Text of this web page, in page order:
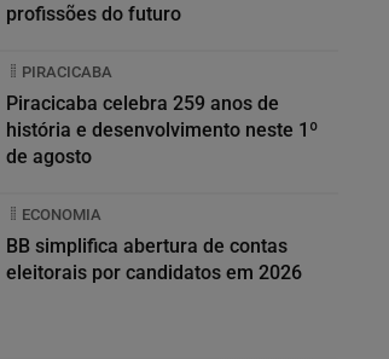
profissões do futuro
PIRACICABA
Piracicaba celebra 259 anos de
história e desenvolvimento neste 1º
de agosto
ECONOMIA
BB simplifica abertura de contas
eleitorais por candidatos em 2026